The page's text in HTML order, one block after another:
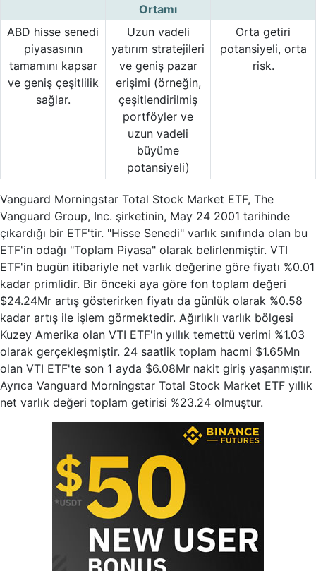
Ortamı
ABD hisse senedi
piyasasının
tamamını kapsar
ve geniş çeşitlilik
sağlar.
Uzun vadeli
yatırım stratejileri
ve geniş pazar
erişimi (örneğin,
çeşitlendirilmiş
portföyler ve
uzun vadeli
büyüme
potansiyeli)
Orta getiri
potansiyeli, orta
risk.
Vanguard Morningstar Total Stock Market ETF, The
Vanguard Group, Inc. şirketinin, May 24 2001 tarihinde
çıkardığı bir ETF'tir. "Hisse Senedi" varlık sınıfında olan bu
ETF'in odağı "Toplam Piyasa" olarak belirlenmiştir. VTI
ETF'in bugün itibariyle net varlık değerine göre fiyatı %0.01
kadar primlidir. Bir önceki aya göre fon toplam değeri
$24.24Mr artış gösterirken fiyatı da günlük olarak %0.58
kadar artış ile işlem görmektedir. Ağırlıklı varlık bölgesi
Kuzey Amerika olan VTI ETF'in yıllık temettü verimi %1.03
olarak gerçekleşmiştir. 24 saatlik toplam hacmi $1.65Mn
olan VTI ETF'te son 1 ayda $6.08Mr nakit giriş yaşanmıştır.
Ayrıca Vanguard Morningstar Total Stock Market ETF yıllık
net varlık değeri toplam getirisi %23.24 olmuştur.